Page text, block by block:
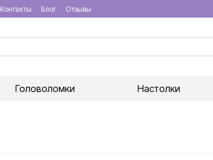
Контакты Блог Отзывы
Головоломки Настолки